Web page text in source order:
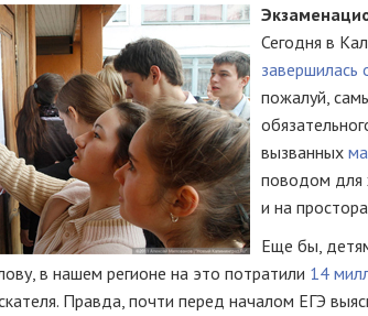
Сегодня в
завершилась
пожалуй,
вызванных
поводом для
и на
Еще бы,
в нашем регионе на это потратили 14
Правда, почти перед началом ЕГЭ